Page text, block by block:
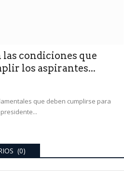
las condiciones que
los aspirantes...
que deben cumplirse para
(0)